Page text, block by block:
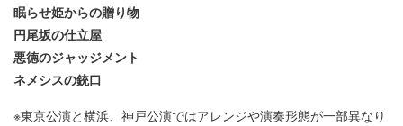
眠らせ姫からの贈り物
円尾坂の仕立屋
悪徳のジャッジメント
ネメシスの銃口
※東京公演と横浜、神戸公演ではアレンジや演奏形態が一部異なり